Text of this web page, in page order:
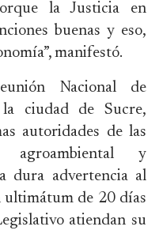
la Justicia en
buenas y eso,
manifestó.
Nacional de
la ciudad de Sucre,
autoridades de las
agroambiental y
dura advertencia al
de 20 días
atiendan su